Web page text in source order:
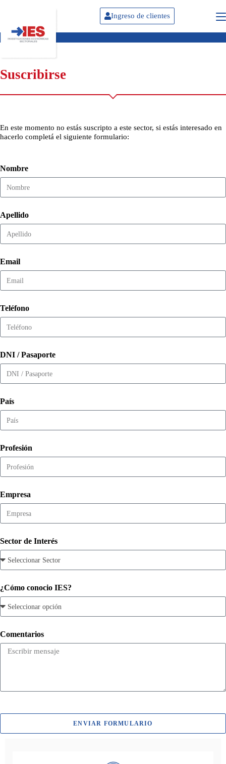
Ingreso de clientes
Suscribirse
En este momento no estás suscripto a este sector, si estás interesado en
hacerlo completá el siguiente formulario:
Nombre
Apellido
Email
Teléfono
DNI / Pasaporte
País
Profesión
Empresa
Sector de Interés
¿Cómo conocio IES?
Comentarios
ENVIAR FORMULARIO